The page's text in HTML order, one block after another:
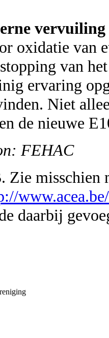
vervuiling
oxidatie van
van
ervaring
Niet
de nieuwe
FEHAC
Zie misschien
daarbij